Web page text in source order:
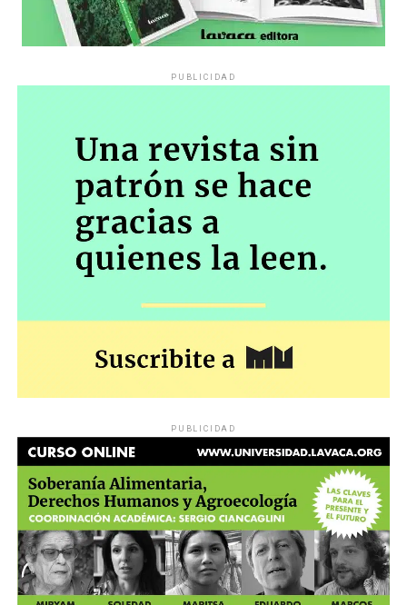
PUBLICIDAD
PUBLICIDAD